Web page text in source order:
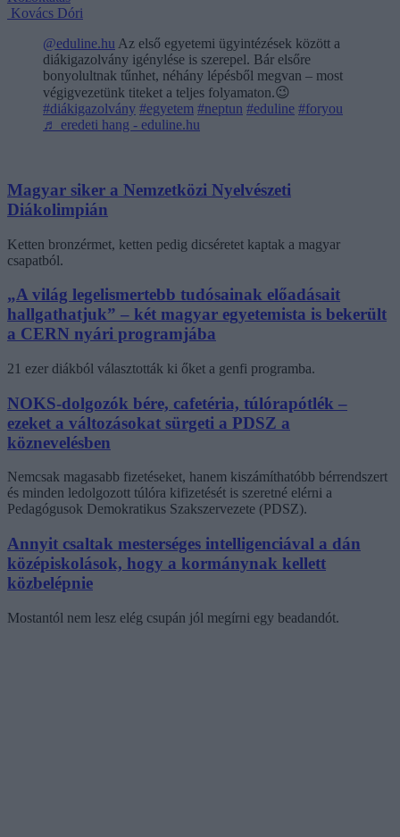
Kovács Dóri
@eduline.hu Az első egyetemi ügyintézések között a
diákigazolvány igénylése is szerepel. Bár elsőre
bonyolultnak tűnhet, néhány lépésből megvan – most
végigvezetünk titeket a teljes folyamaton.😉
#diákigazolvány #egyetem #neptun #eduline #foryou
♬ eredeti hang - eduline.hu
Magyar siker a Nemzetközi Nyelvészeti
Diákolimpián
Ketten bronzérmet, ketten pedig dicséretet kaptak a magyar
csapatból.
„A világ legelismertebb tudósainak előadásait
hallgathatjuk” – két magyar egyetemista is bekerült
a CERN nyári programjába
21 ezer diákból választották ki őket a genfi programba.
NOKS-dolgozók bére, cafetéria, túlórapótlék –
ezeket a változásokat sürgeti a PDSZ a
köznevelésben
Nemcsak magasabb fizetéseket, hanem kiszámíthatóbb bérrendszert
és minden ledolgozott túlóra kifizetését is szeretné elérni a
Pedagógusok Demokratikus Szakszervezete (PDSZ).
Annyit csaltak mesterséges intelligenciával a dán
középiskolások, hogy a kormánynak kellett
közbelépnie
Mostantól nem lesz elég csupán jól megírni egy beadandót.